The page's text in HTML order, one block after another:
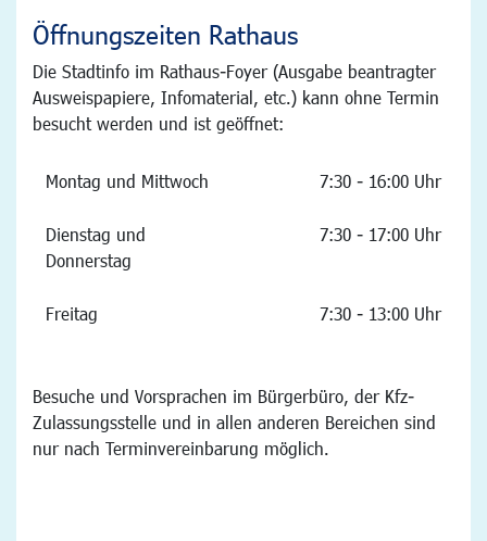
Öffnungszeiten Rathaus
Die Stadtinfo im Rathaus-Foyer (Ausgabe beantragter
Ausweispapiere, Infomaterial, etc.) kann ohne Termin
besucht werden und ist geöffnet:
Montag und Mittwoch 7:30 - 16:00 Uhr
Dienstag und
Donnerstag
7:30 - 17:00 Uhr
Freitag 7:30 - 13:00 Uhr
Besuche und Vorsprachen im Bürgerbüro, der Kfz-
Zulassungsstelle und in allen anderen Bereichen sind
nur nach Terminvereinbarung möglich.